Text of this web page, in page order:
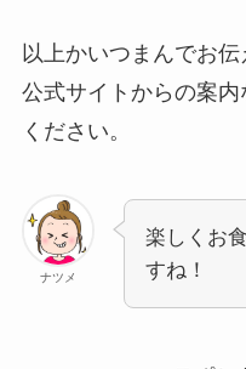
以上かいつまんでお
公式サイトからの案
ください。
ナツメ
楽しくお
すね！